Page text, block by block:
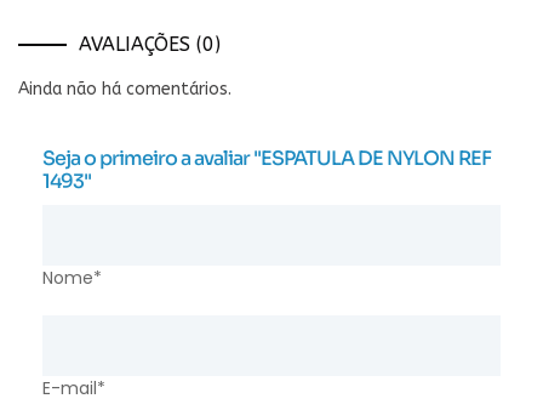
AVALIAÇÕES (0)
Ainda não há comentários.
Seja o primeiro a avaliar "ESPATULA DE NYLON REF
1493"
Nome*
E-mail*